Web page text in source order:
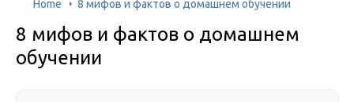
Home 8 мифов и фактов о домашнем обучении
8 мифов и фактов о домашнем
обучении